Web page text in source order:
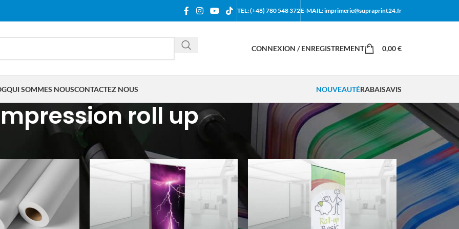
TEL: (+48) 780 548 372E-MAIL: imprimerie@supraprint24.fr
CONNEXION / ENREGISTREMENT 0,00€
QUI SOMMES NOUSCONTACTEZ NOUS NOUVEAUTÉRABAISAVIS
roll up
“impression roll up”